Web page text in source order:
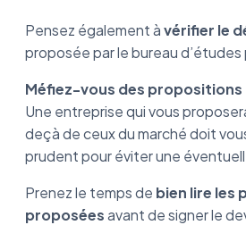
Pensez également àvérifier le
proposée par le bureau
Méfiez-vous des
Une entreprise qui vous
deçà de ceux du marché doit
prudent pour éviter une
Prenez le temps de bien lire les
proposéesavant de signer le